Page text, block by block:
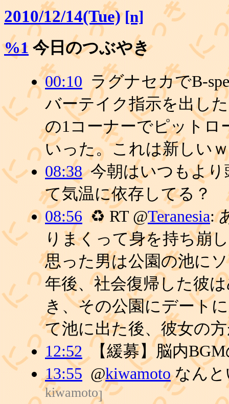
2010/12/14(Tue) [n]
%1 今日のつぶやき
00:10 ラグナセカでB-
バーテイク指示を出し
の1コーナーでピットロ
いった。これは新しいｗ
08:38 今朝はいつもよ
て気温に依存してる？
08:56 ♻ RT @Teranesia:
りまくって身を持ち崩
思った男は公園の池に
年後、社会復帰した彼
き、その公園にデート
て池に出た後、彼女の
12:52 【緩募】脳内
13:55 @kiwamotoなんと
kiwamoto]